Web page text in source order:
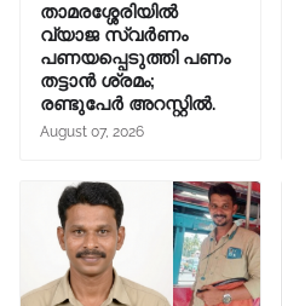
താമരശ്ശേരിയിൽ
വ്യാജ സ്വർണം
പണയപ്പെടുത്തി പണം
തട്ടാൻ ശ്രമം;
രണ്ടുപേർ അറസ്റ്റിൽ.
August 07, 2026